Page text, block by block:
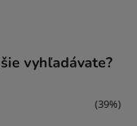
vyhľadávate?
(39%)